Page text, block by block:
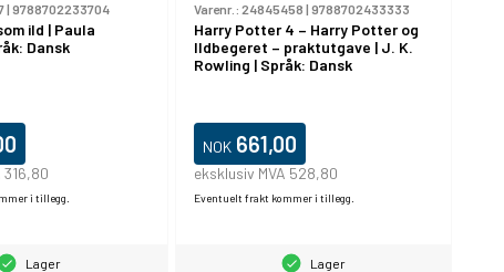
| 9788702233704
ild | Paula
Dansk
316,80
i tillegg.
Lager
Varenr.: 24845458 | 9788702433333
Harry Potter 4 – Harry Potter og
Ildbegeret – praktutgave | J. K.
Rowling | Språk: Dansk
NOK 661,00
eksklusiv MVA 528,80
Eventuelt frakt kommer i tillegg.
Lager